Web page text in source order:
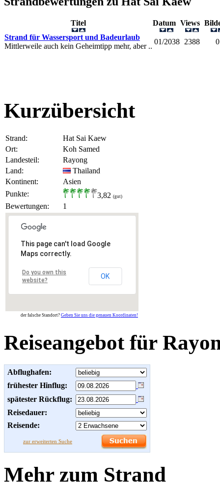
Titel Datum Views
Strand für Wassersport und Badeurlaub
Mittlerweile auch kein Geheimtipp mehr, aber ..
01/2038 2388 0
Kurzübersicht
Strand:
Hat Sai Kaew
Ort:
Koh Samed
Landesteil:
Rayong
Land:
Thailand
Kontinent:
Asien
Punkte:
3,82 (gut)
Bewertungen: 1
This page can't load Google
Maps correctly.
Do you own this
website?
OK
der falsche Standort? Geben Sie uns die genauen Koordinaten!
Reiseangebot für
Abflughafen:
frühester Hinflug:
spätester Rückflug:
Reisedauer:
Reisende:
zur erweiterten Suche
Mehr zum Strand